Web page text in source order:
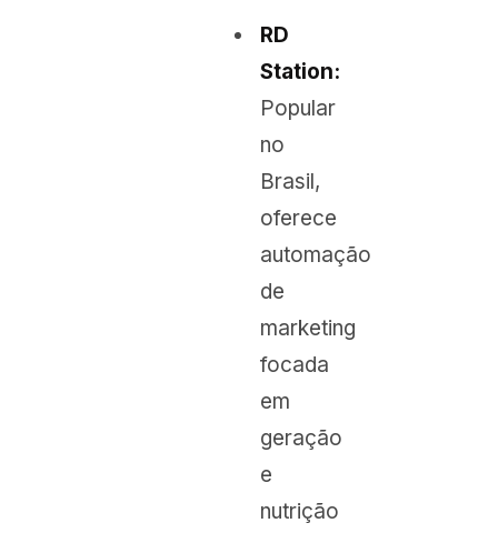
RD
Station:
Popular
no
Brasil,
oferece
automação
de
marketing
focada
em
geração
e
nutrição